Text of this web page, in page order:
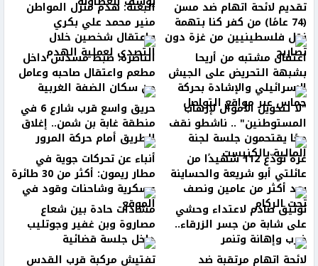
تقديم لائحة اتهام ضد مسن
(74 عامًا) من كفر كنا بتهمة
نقل فلسطينيين من غزة دون
تصاريح
البعنة: هدم منزل المواطن
منير محمد علي بكري
واعتقال شخصين خلال
التصدي لعملية الهدم اعتقال مشتبه من أريحا
بشبهة التحريض على الجيش
الإسرائيلي والإشادة بحركة
حماس عبر مواقع التواصل
الناصرة: ضبط مسدس داخل
مطعم واعتقال صاحبه وعامل
من سكان الضفة الغربية
"لا لتحويل الأموال لإرهاب
المستوطنين" .. ناشطو نقف
معًا يقتحمون جلسة لجنة
المالية بالكنيست
حريق واسع قرب شارع 6 في
منطقة غابة بن شمن.. إغلاق
الطريق أمام حركة المرور
غزة تودّع 112 شهيدًا من
عائلتي أبو شريعة والحساينة
بعد أكثر من عامين ونصف
تحت الركام
أنباء عن تحركات جوية في
مطار ريمون: أكثر من 30 طائرة
عسكرية وشاحنات وقود في
الموقع توثيق صادم لاعتداء وحشي
على شابة من جسر الزرقاء..
ضرب وإهانة وتنمر
مشادات حادة بين شعاع
مصاروة وبن غفير وجوتليب
داخل جلسة قضائية
لائحة اتهام مرتقبة ضد
تفتيش مركبة قرب القدس